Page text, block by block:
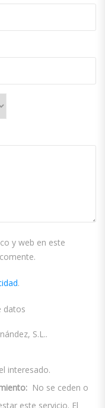
y web en este
.
datos
S.L..
interesado.
No se ceden o
este servicio. El